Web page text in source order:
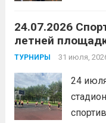
24.07.2026
летней
ТУРНИРЫ 31 июля,
24